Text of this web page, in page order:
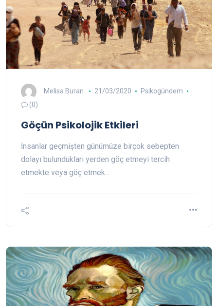
Melisa Buran 21/03/2020
Psikogündem
(0)
Göçün Psikolojik Etkileri
İnsanlar geçmişten günümüze birçok sebepten
dolayı bulundukları yerden göç etmeyi tercih
etmekte veya göç etmek…